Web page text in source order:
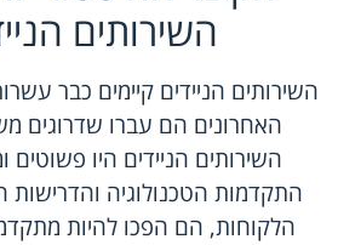
השירותים
השירותים הניידים קיימים כבר
האחרונים הם עברו שדרוגים
השירותים הניידים היו פשוטים
התקדמות הטכנולוגיה והדרישות
הלקוחות, הם הפכו להיות